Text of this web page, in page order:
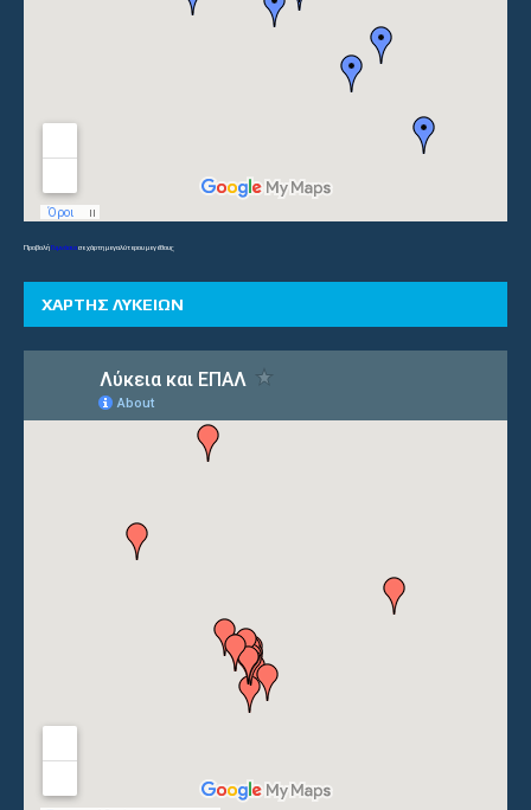
ΠροβολήΓυμνάσιασε χάρτη μεγαλύτερου μεγέθους
ΧΑΡΤΗΣ ΛΥΚΕΙΩΝ